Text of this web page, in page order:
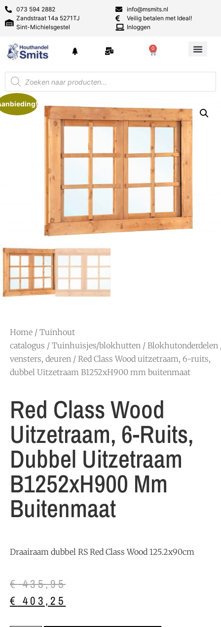
073 594 2882
Zandstraat 14a 5271TJ
Sint-Michielsgestel
info@msmits.nl
Veilig betalen met Ideal!
Inloggen
0
Home / Tuinhout
catalogus / Tuinhuisjes/blokhutten / Blokhutonderdelen
vensters, deuren / Red Class Wood uitzetraam, 6-ruits,
dubbel Uitzetraam B1252xH900 mm buitenmaat
Red Class Wood
Uitzetraam, 6-Ruits,
Dubbel Uitzetraam
B1252xH900 Mm
Buitenmaat
Draairaam dubbel RS Red Class Wood 125.2x90cm
€435,95
€ 403,25